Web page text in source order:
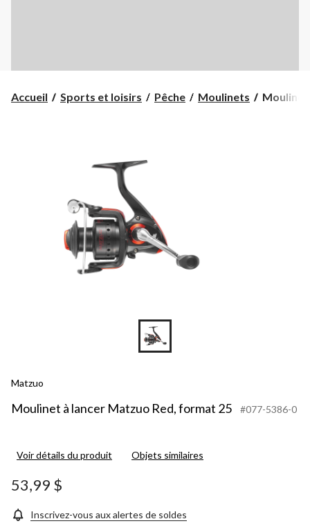
Accueil Sports et loisirs Pêche Moulinets
Moulinet
Moulinet
Matzuo
Moulinet à lancer Matzuo Red, format 25 #077-5386-0
Voir détails du produit Objets similaires
53,99 $
Inscrivez-vous aux alertes de soldes